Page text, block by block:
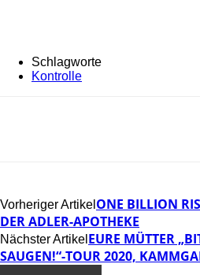
Schlagworte
Kontrolle
Vorheriger Artikel ONE BILLION
DER ADLER-APOTHEKE
Nächster Artikel EURE MÜTTER
SAUGEN!“-TOUR 2020,